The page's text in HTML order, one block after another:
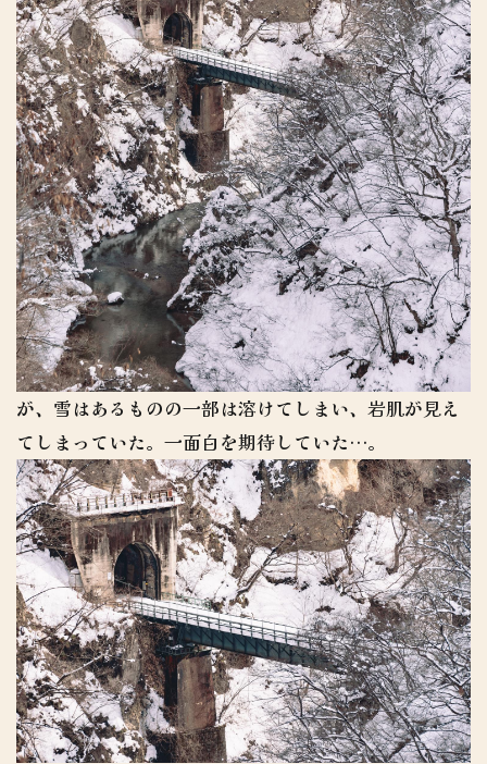
が、雪はあるものの一部は溶けてしまい、岩肌が見え
てしまっていた。一面白を期待していた…。